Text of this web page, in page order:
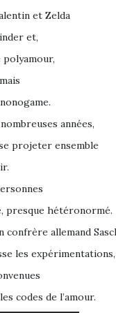
et Zelda
et,
polyamour,
années,
projeter ensemble
presque hétéronormé.
allemand
les expérimentations,
codes de l’amour.